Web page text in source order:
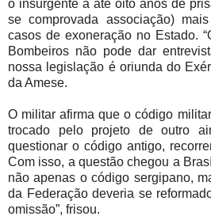
o insurgente a até oito anos de
se comprovada associação)
casos de exoneração no Estado.
Bombeiros não pode dar
nossa legislação é oriunda do
da Amese.
O militar afirma que o código
trocado pelo projeto de outro
questionar o código antigo,
Com isso, a questão chegou a
não apenas o código sergipano,
da Federação deveria se
omissão”, frisou.